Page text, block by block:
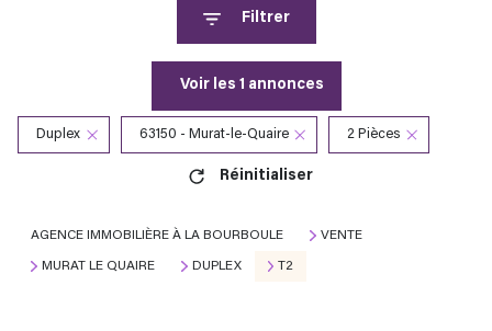
Filtrer
Voir les 1 annonces
Duplex 63150 - Murat-le-Quaire 2 Pièces
Réinitialiser
AGENCE IMMOBILIÈRE À LA BOURBOULE VENTE
MURAT LE QUAIRE DUPLEX T2